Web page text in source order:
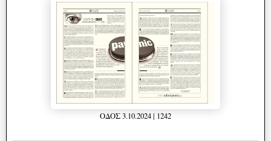
ΟΔΟΣ 3.10.2024 | 1242